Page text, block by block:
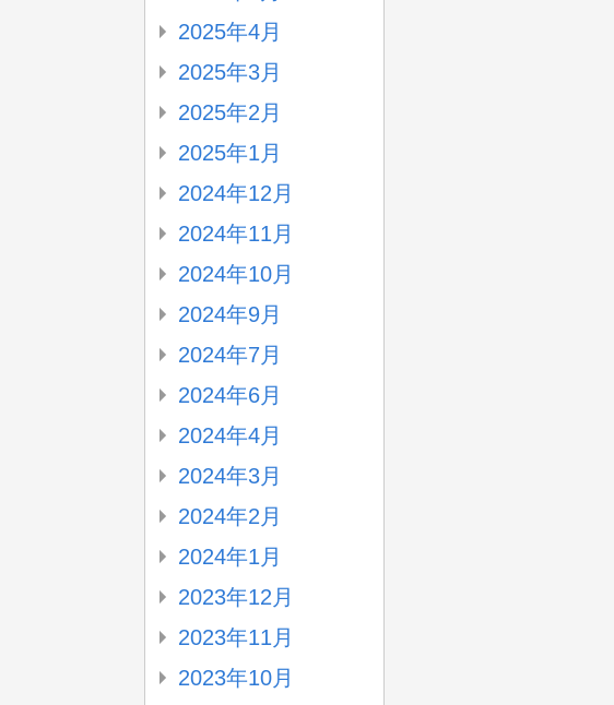
2025年4月
2025年3月
2025年2月
2025年1月
2024年12月
2024年11月
2024年10月
2024年9月
2024年7月
2024年6月
2024年4月
2024年3月
2024年2月
2024年1月
2023年12月
2023年11月
2023年10月